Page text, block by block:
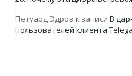
Петуард Эдров к записи В
пользователей клиента